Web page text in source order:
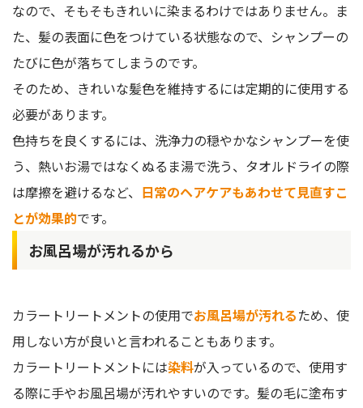
なので、そもそもきれいに染まるわけではありません。ま
た、髪の表面に色をつけている状態なので、シャンプーの
たびに色が落ちてしまうのです。
そのため、きれいな髪色を維持するには定期的に使用する
必要があります。
色持ちを良くするには、洗浄力の穏やかなシャンプーを使
う、熱いお湯ではなくぬるま湯で洗う、タオルドライの際
は摩擦を避けるなど、 日常のヘアケアもあわせて見直すこ
とが効果的です。
お風呂場が汚れるから
カラートリートメントの使用でお風呂場が汚れるため、使
用しない方が良いと言われることもあります。
カラートリートメントには染料が入っているので、使用す
る際に手やお風呂場が汚れやすいのです。髪の毛に塗布す